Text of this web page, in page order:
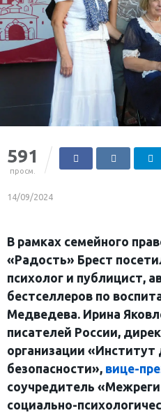
591
просм.
14/09/2024
В рамках семейного
«Радость» Брест
психолог и публицист,
бестселлеров по
Медведева. Ирина
писателей России,
организации
безопасности», вице-
соучредитель
социально-